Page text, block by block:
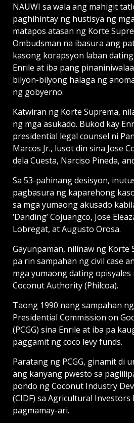
NAUWI sa wala ang mahigit
paghihintay ng hustisya ng
matapos atasan ng Korte
Ombudsman na ibasura ang
kasong korapsyon laban dating
Enrile at iba pang
bilyon-bilyong halaga ng
ng gobyerno.
Katwiran ng Korte Suprema,
ng mga asukado. Bukod kay
presidential legal counsel ni
Marcos Jr., lusot din sina Jose
dela Cuesta, Narciso Pineda,
Sa 53-pahinang desisyon,
pagbasura ng kaparehong
sa mga yumaong akusado
‘Danding’ Cojuangco, Jose
Lobregat, at Augusto Orosa.
Gayunpaman, nilinaw ng Korte
pa rin sampahan ng civil case
mga yumaong dating
Coconut Authority (Philcoa).
Taong 1990 nang sampahan
Presidential Commission on
(PCGG) sina Enrile at iba pa
paggamit ng coco levy funds.
Paratang ng PCGG, ginamit di
ang kanyang pwesto sa
pondo ng Coconut Industry
(CIDF) sa Agricultural Investors
pagmamay-ari.